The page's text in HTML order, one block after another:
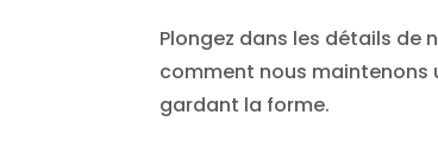
Plongez dans les détails de
comment nous maintenons
gardant la forme.